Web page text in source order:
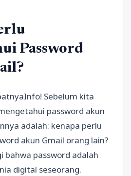
Password
Sebelum kita
password akun
adalah: kenapa perlu
akun Gmail orang lain?
bahwa password adalah
digital seseorang.